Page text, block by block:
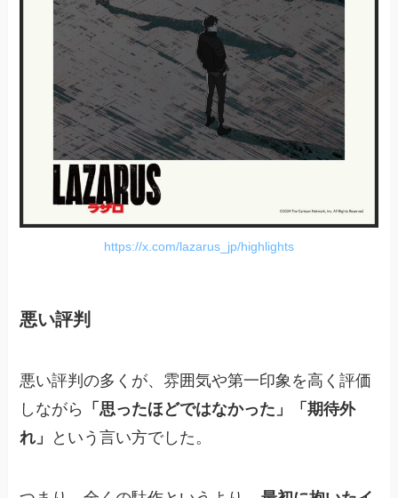
https://x.com/lazarus_jp/highlights
悪い評判
悪い評判の多くが、雰囲気や第一印象を高く評価
しながら
「思ったほどではなかった」「期待外
れ」
という言い方でした。